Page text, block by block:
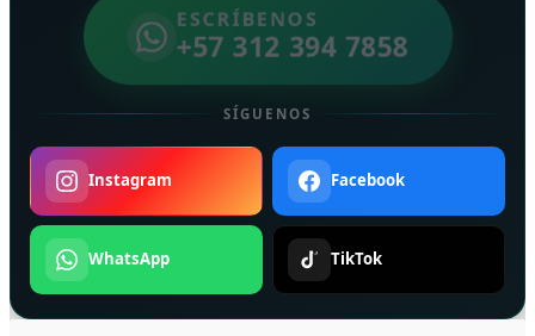
ESCRÍBENOS
+57 312 394 7858
SÍGUENOS
Instagram Facebook
WhatsApp TikTok